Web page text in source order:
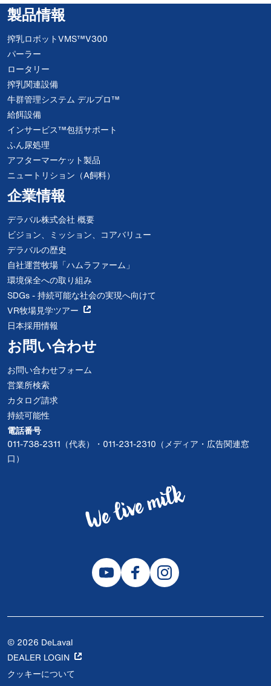
製品情報
搾乳ロボットVMS™V300
パーラー
ロータリー
搾乳関連設備
牛群管理システム デルプロ™
給餌設備
インサービス™包括サポート
ふん尿処理
アフターマーケット製品
ニュートリション（A飼料）
企業情報
デラバル株式会社 概要
ビジョン、ミッション、コアバリュー
デラバルの歴史
自社運営牧場「ハムラファーム」
環境保全への取り組み
SDGs - 持続可能な社会の実現へ向けて
VR牧場見学ツアー
日本採用情報
お問い合わせ
お問い合わせフォーム
営業所検索
カタログ請求
持続可能性
電話番号
011-738-2311（代表）・011-231-2310（メディア・広告関連窓
口）
© 2026 DeLaval
DEALER LOGIN
クッキーについて